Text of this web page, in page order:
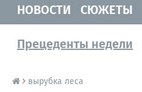
НОВОСТИ
СЮЖЕТЫ
Прецеденты недели
вырубка леса